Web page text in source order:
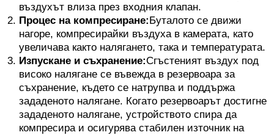
въздухът влиза през входния клапан.
Процес на компресиране:Буталото се движи
нагоре, компресирайки въздуха в камерата, като
увеличава както налягането, така и температурата.
Изпускане и съхранение:Сгъстеният въздух под
високо налягане се въвежда в резервоара за
съхранение, където се натрупва и поддържа
зададеното налягане. Когато резервоарът достигне
зададеното налягане, устройството спира да
компресира и осигурява стабилен източник на